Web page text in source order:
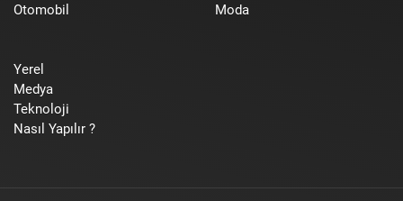
Otomobil
Moda
Yerel
Medya
Teknoloji
Nasıl Yapılır ?